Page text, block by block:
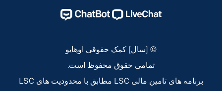
اوهایو
Page
اوهایو
Page
اوهایو
Page
اوهایو
Page
© [سال] کمک حقوقی اوهایو
تمامی حقوق محفوظ است.
برنامه های تامین مالی LSC مطابق با محدودیت های LSC